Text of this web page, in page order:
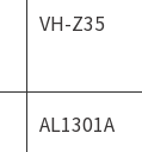
VH-Z35
AL1301A